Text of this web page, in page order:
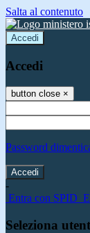
Salta al contenuto
Accedi
Accedi
button close ×
Password
-
Entra con SPID
Seleziona